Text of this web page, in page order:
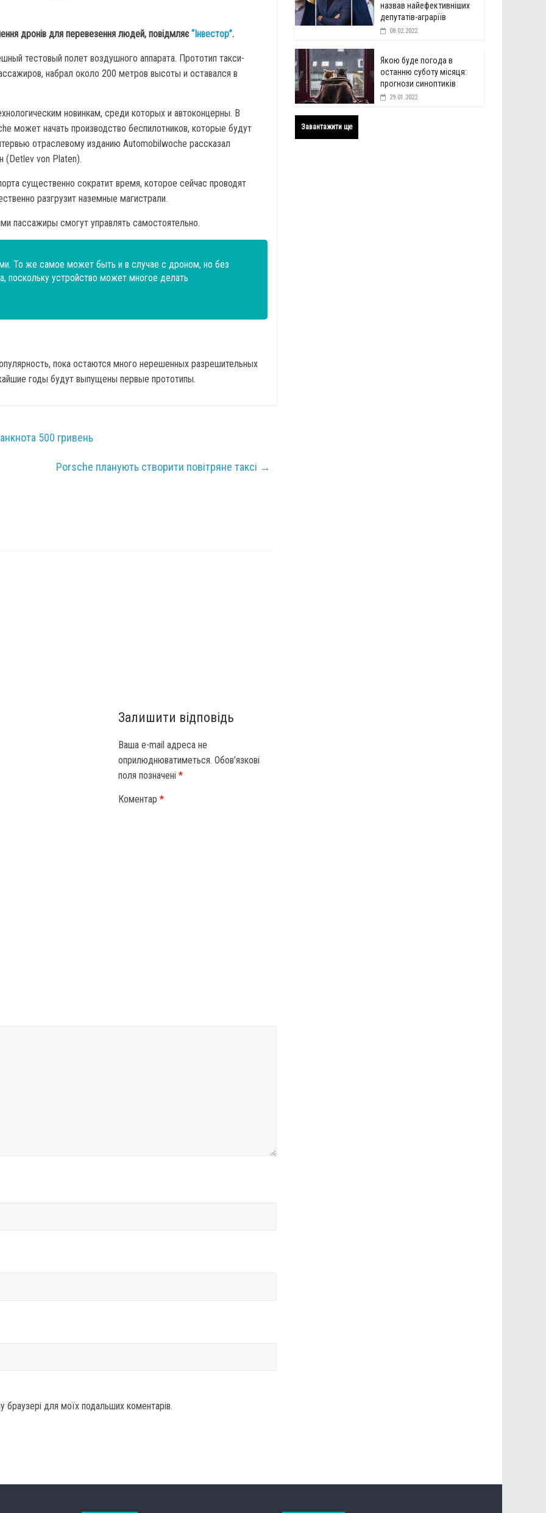
дронів для перевезення людей, повідмляє“Інвестор”.
тестовый полет воздушного аппарата. Прототип такси-
набрал около 200 метров высоты и оставался в
новинкам, среди которых и автоконцерны. В
может начать производство беспилотников, которые будут
отраслевому изданию Automobilwoche рассказал
(Detlev von Platen).
существенно сократит время, которое сейчас проводят
разгрузит наземные магистрали.
пассажиры смогут управлять самостоятельно.
То же самое может быть и в случае с дроном, но без
поскольку устройство может многое делать
пока остаются много нерешенных разрешительных
годы будут выпущены первые прототипы.
500 гривень
Porsche планують створити повітряне таксі →
Залишити відповідь
Ваша e-mail адреса не
оприлюднюватиметься. Обов’язкові
поля позначені *
Коментар *
для моїх подальших коментарів.
назвав найефективніших
депутатів-аграріїв
08.02.2022
Якою буде погода в
останню суботу місяця:
прогнози синоптиків
29.01.2022
Завантажити ще